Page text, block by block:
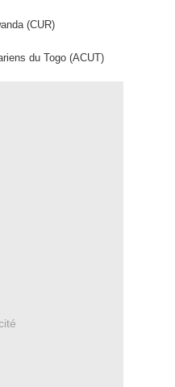
(CUR)
du Togo (ACUT)